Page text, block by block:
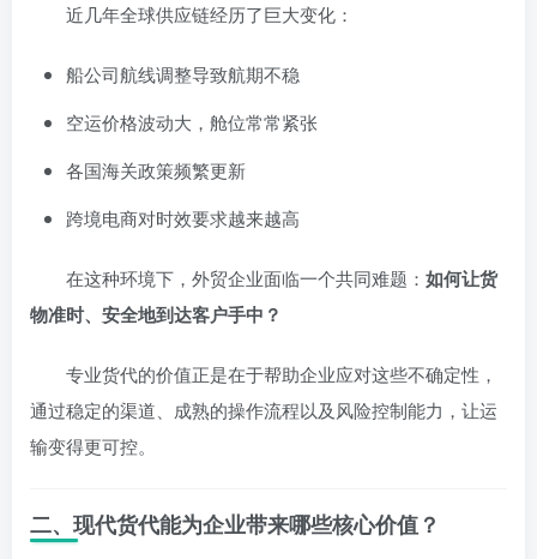
近几年全球供应链经历了巨大变化：
船公司航线调整导致航期不稳
空运价格波动大，舱位常常紧张
各国海关政策频繁更新
跨境电商对时效要求越来越高
在这种环境下，外贸企业面临一个共同难题： 如何让货
物准时、安全地到达客户手中？
专业货代的价值正是在于帮助企业应对这些不确定性，
通过稳定的渠道、成熟的操作流程以及风险控制能力，让运
输变得更可控。
二、现代货代能为企业带来哪些核心价值？